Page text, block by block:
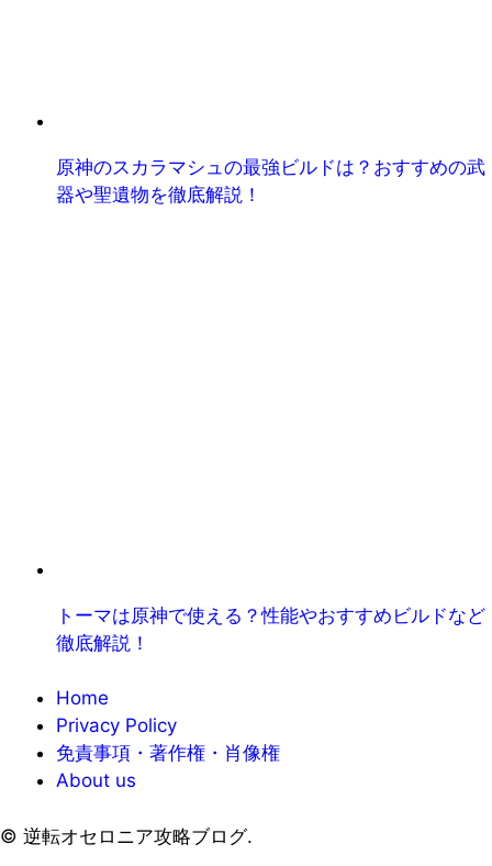
原神のスカラマシュの最強ビルドは？おすすめの武
器や聖遺物を徹底解説！
トーマは原神で使える？性能やおすすめビルドなど
徹底解説！
Home
Privacy Policy
免責事項・著作権・肖像権
About us
© 逆転オセロニア攻略ブログ.